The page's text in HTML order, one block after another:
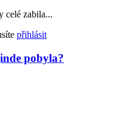
celé zabila...
přihlásit
pobyla?